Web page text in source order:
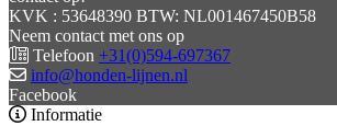
KVK : 53648390 BTW: NL001467450B58
Neem contact met ons op
Telefoon +31(0)594-697367
info@honden-lijnen.nl
Facebook
Informatie